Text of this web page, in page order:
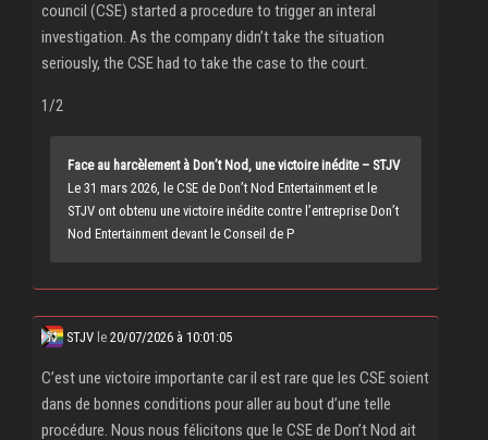
council (CSE) started a procedure to trigger an interal
investigation. As the company didn’t take the situation
seriously, the CSE had to take the case to the court.
1/2
Face au harcèlement à Don’t Nod, une victoire inédite – STJV
Le 31 mars 2026, le CSE de Don’t Nod Entertainment et le
STJV ont obtenu une victoire inédite contre l’entreprise Don’t
Nod Entertainment devant le Conseil de P
STJV le 20/07/2026 à 10:01:05
C’est une victoire importante car il est rare que les CSE soient
dans de bonnes conditions pour aller au bout d’une telle
procédure. Nous nous félicitons que le CSE de Don’t Nod ait